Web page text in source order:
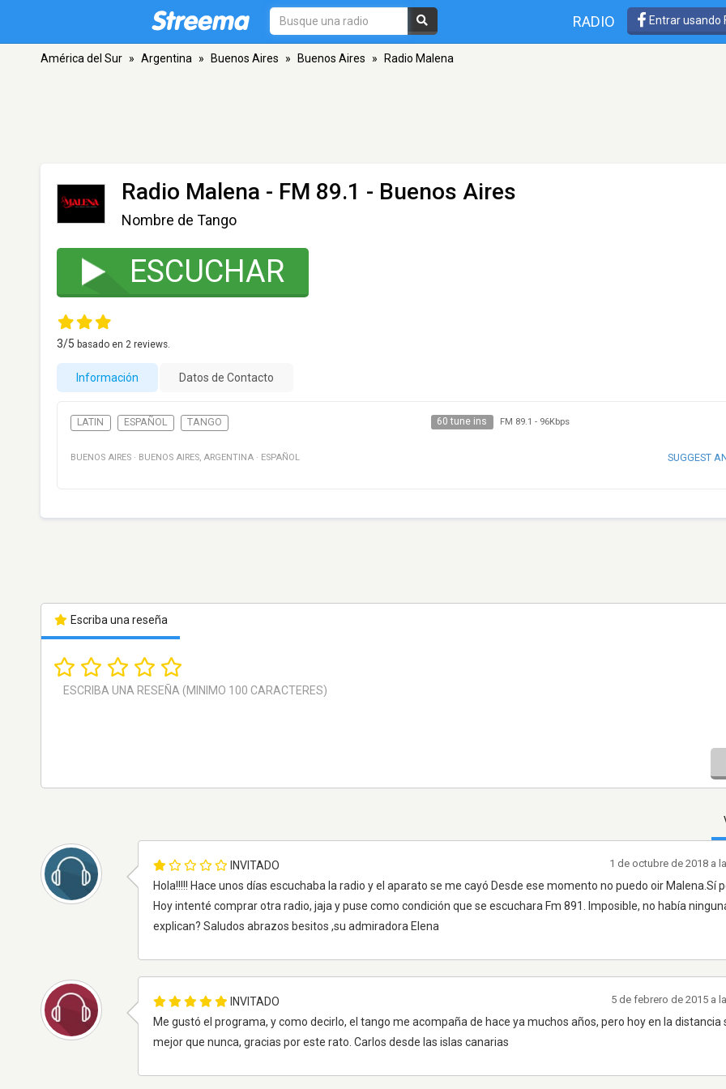
RADIO Entrar usando
América del Sur » Argentina » Buenos Aires » Buenos Aires » Radio Malena
Radio Malena - FM 89.1 - Buenos Aires
Nombre de Tango
ESCUCHAR
3/5 basado en 2 reviews.
Información Datos de Contacto
LATIN ESPAÑOL TANGO 60 tune ins FM 89.1 - 96Kbps
BUENOS AIRES · BUENOS AIRES, ARGENTINA · ESPAÑOL SUGGEST
Escriba una reseña
INVITADO
Hola!!!!! Hace unos días escuchaba la radio y el aparato se me cayó Desde ese momento no puedo oir Malena.Sí
Hoy intenté comprar otra radio, jaja y puse como condición que se escuchara Fm 891. Imposible, no había
explican? Saludos abrazos besitos ,su admiradora Elena
1 de octubre de 2018 a
INVITADO
Me gustó el programa, y como decirlo, el tango me acompaña de hace ya muchos años, pero hoy en la distancia
mejor que nunca, gracias por este rato. Carlos desde las islas canarias
5 de febrero de 2015 a